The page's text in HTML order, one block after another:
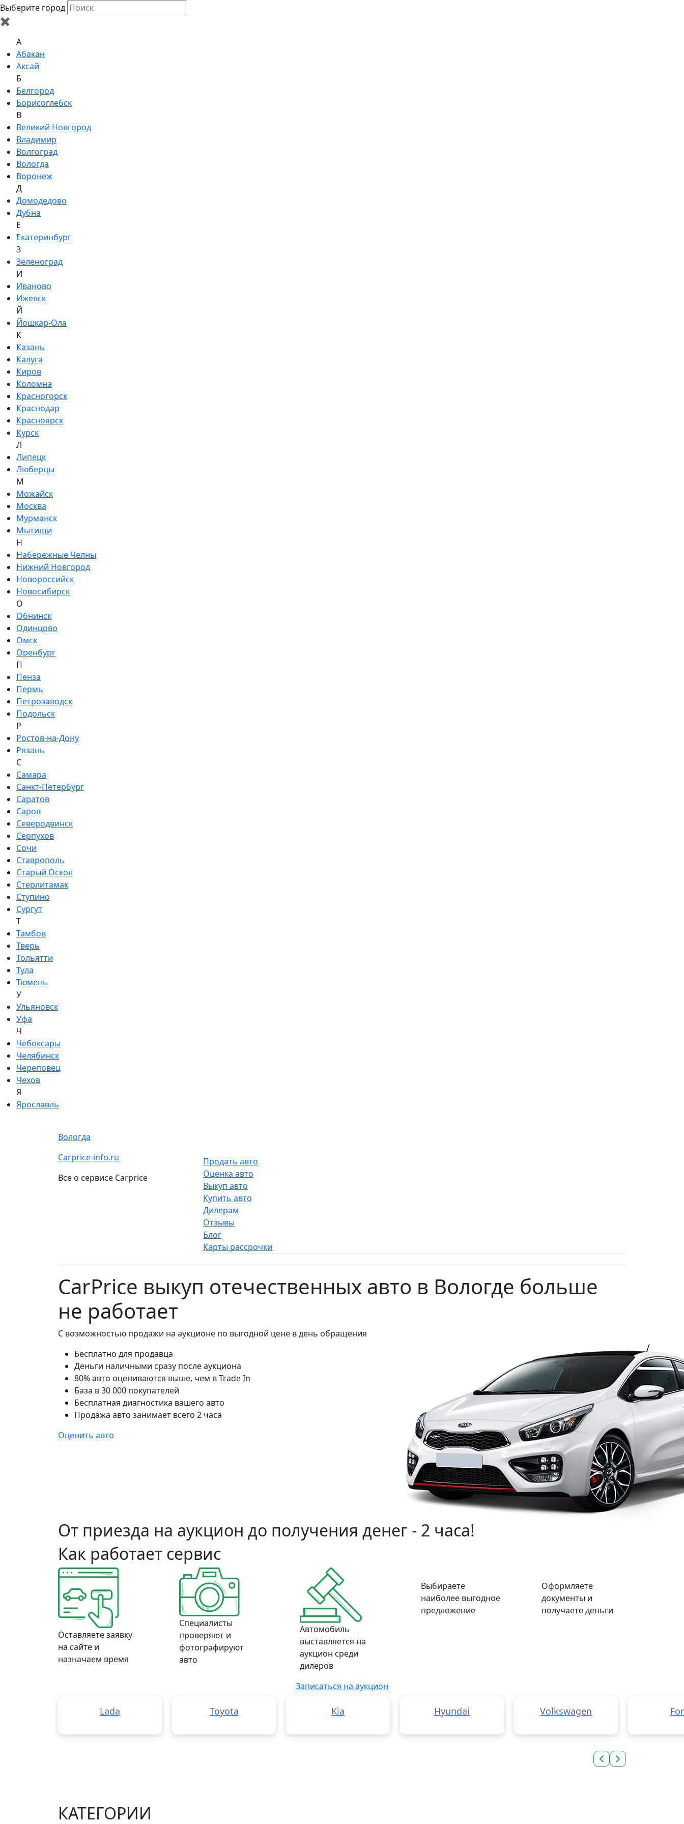
Выберите город
✖
A
Абакан
Аксай
Б
Белгород
Борисоглебск
В
Великий Новгород
Владимир
Волгоград
Вологда
Воронеж
Д
Домодедово
Дубна
Е
Екатеринбург
З
Зеленоград
И
Иваново
Ижевск
Й
Йошкар-Ола
К
Казань
Калуга
Киров
Коломна
Красногорск
Краснодар
Красноярск
Курск
Л
Липецк
Люберцы
М
Можайск
Москва
Мурманск
Мытищи
Н
Набережные Челны
Нижний Новгород
Новороссийск
Новосибирск
О
Обнинск
Одинцово
Омск
Оренбург
П
Пенза
Пермь
Петрозаводск
Подольск
Р
Ростов-на-Дону
Рязань
С
Самара
Санкт-Петербург
Саратов
Саров
Северодвинск
Серпухов
Сочи
Ставрополь
Старый Оскол
Стерлитамак
Ступино
Сургут
Т
Тамбов
Тверь
Тольятти
Тула
Тюмень
У
Ульяновск
Уфа
Ч
Чебоксары
Челябинск
Череповец
Чехов
Я
Ярославль
Вологда
Carprice-info.ru
Все о сервисе Carprice
Продать авто
Оценка авто
Выкуп авто
Купить авто
Дилерам
Отзывы
Блог
Карты рассрочки
CarPrice выкуп отечественных авто в Вологде больше
не работает
С возможностью продажи на аукционе по выгодной цене в день обращения
Бесплатно для продавца
Деньги наличными сразу после аукциона
80% авто оцениваются выше, чем в Trade In
База в 30 000 покупателей
Бесплатная диагностика вашего авто
Продажа авто занимает всего 2 часа
Оценить авто
От приезда на аукцион до получения денег - 2 часа!
Как работает сервис
Оставляете заявку
на сайте и
назначаем время
Специалисты
проверяют и
фотографируют
авто
Автомобиль
выставляется на
аукцион среди
дилеров
Выбираете
наиболее выгодное
предложение
Оформляете
документы и
получаете деньги
Записаться на аукцион
Lada Toyota Kia Hyundai Volkswagen
КАТЕГОРИИ